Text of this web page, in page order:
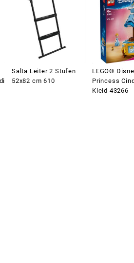
Salta Leiter 2 Stufen
52x82 cm 610
LEGO®
Princess
Kleid 43266